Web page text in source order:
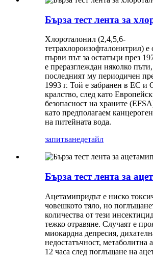
Бърза тест лента за
Хлороталонил (2,4,5,6-
тетрахлороизофталонитрил) е
първи път за остатъци през
е преразглеждан няколко
последният му периодичен
1993 г. Той е забранен в ЕС и
кралство, след като
безопасност на храните
като предполагаем
на питейната вода.
запитванедетайл
Бърза тест лента за
Ацетамипридът е ниско
човешкото тяло, но
количества от тези
тежко отравяне. Случаят е
миокардна депресия,
недостатъчност, метаболитна
12 часа след поглъщане на